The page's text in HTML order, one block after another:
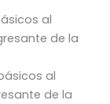
al
de la
al
de la